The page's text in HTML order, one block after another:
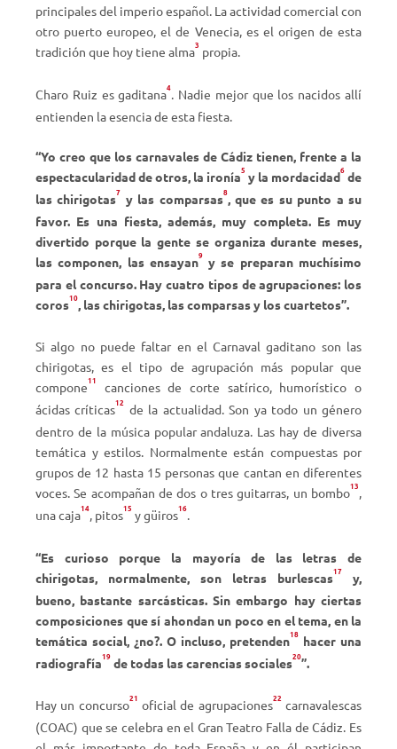
principales del imperio español. La actividad comercial con
otro puerto europeo, el de Venecia, es el origen de esta
tradición que hoy tiene alma3 propia.
Charo Ruiz es gaditana4
. Nadie mejor que los nacidos allí
entienden la esencia de esta fiesta.
“Yo creo que los carnavales de Cádiz tienen, frente a la
espectacularidad de otros, la ironía5 y la mordacidad6 de
las chirigotas7 y las comparsas8, que es su punto a su
favor. Es una fiesta, además, muy completa. Es muy
divertido porque la gente se organiza durante meses,
las componen, las ensayan9 y se preparan muchísimo
para el concurso. Hay cuatro tipos de agrupaciones: los
coros10, las chirigotas, las comparsas y los cuartetos”.
Si algo no puede faltar en el Carnaval gaditano son las
chirigotas, es el tipo de agrupación más popular que
compone11
canciones de corte satírico, humorístico o
ácidas críticas12 de la actualidad. Son ya todo un género
dentro de la música popular andaluza. Las hay de diversa
temática y estilos. Normalmente están compuestas por
grupos de 12 hasta 15 personas que cantan en diferentes
voces. Se acompañan de dos o tres guitarras, un bombo13,
una caja14, pitos15 y güiros16.
“Es curioso porque la mayoría de las letras de
chirigotas, normalmente, son letras burlescas17
y,
bueno, bastante sarcásticas. Sin embargo hay ciertas
composiciones que sí ahondan un poco en el tema, en la
temática social, ¿no?. O incluso, pretenden18 hacer una
radiografía19 de todas las carencias sociales20”.
Hay un concurso21 oficial de agrupaciones22carnavalescas
(COAC) que se celebra en el Gran Teatro Falla de Cádiz. Es